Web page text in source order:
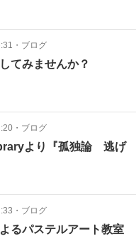
・ ブログ
てみませんか？
・ ブログ
より『孤独論 逃げ
・ ブログ
るパステルアート教室